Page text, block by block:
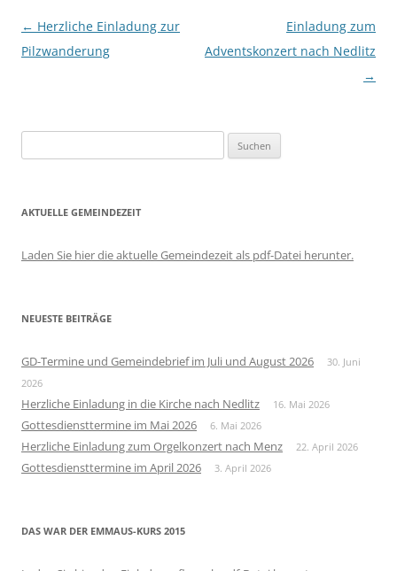
Beitragsnavigation
← Herzliche Einladung zur
Pilzwanderung
Einladung zum
Adventskonzert nach Nedlitz
→
nach:
AKTUELLE GEMEINDEZEIT
Laden Sie hier die aktuelle Gemeindezeit als pdf-Datei herunter.
NEUESTE BEITRÄGE
GD-Termine und Gemeindebrief im Juli und August 2026
30. Juni
2026
Herzliche Einladung in die Kirche nach Nedlitz 16. Mai 2026
Gottesdiensttermine im Mai 2026 6. Mai 2026
Herzliche Einladung zum Orgelkonzert nach Menz 22. April 2026
Gottesdiensttermine im April 2026 3. April 2026
DAS WAR DER EMMAUS-KURS 2015